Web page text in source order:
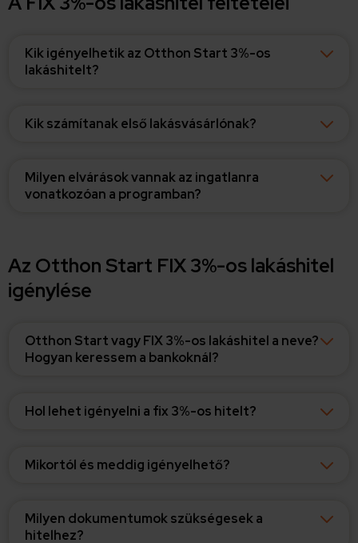
adatait, akik kombinálhatják az adatokat más olyan
Ön által használt más szolgáltatásokból gyűjtöttek.
Kik igényelhetik az Otthon Start 3%-os
lakáshitelt?
Kik számítanak első lakásvásárlónak?
Milyen elvárások vannak az ingatlanra
vonatkozóan a programban?
Az Otthon Start FIX 3%-os lakáshitel
igénylése
Otthon Start vagy FIX 3%-os lakáshitel a neve?
Hogyan keressem a bankoknál?
Hol lehet igényelni a fix 3%-os hitelt?
Mikortól és meddig igényelhető?
Milyen dokumentumok szükségesek a
hitelhez?